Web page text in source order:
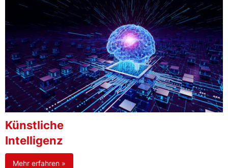
Künstliche
Intelligenz
Mehr erfahren »